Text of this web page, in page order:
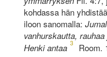
kohdassa hän
iloon sanomalla:
vanhurskautta,
Henki antaa 3
Room.